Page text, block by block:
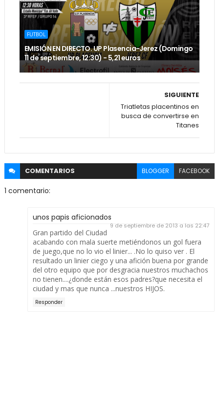
FUTBOL
EMISIÓN EN DIRECTO. UP Plasencia-Jerez (Domingo
11 de septiembre, 12:30) - 5,21 euros
SIGUIENTE
Triatletas placentinos en
busca de convertirse en
Titanes
COMENTARIOS BLOGGER FACEBOOK
1 comentario:
unos papis aficionados
9 de septiembre de 2013 a las 22:47
Gran partido del Ciudad
acabando con mala suerte metiéndonos un gol fuera
de juego,que no lo vio el linier... .No lo quiso ver . El
resultado un linier ciego y una afición buena por grande
del otro equipo que por desgracia nuestros muchachos
no tienen....¿donde están esos padres?que necesita el
ciudad y mas que nunca ...nuestros HIJOS.
Responder